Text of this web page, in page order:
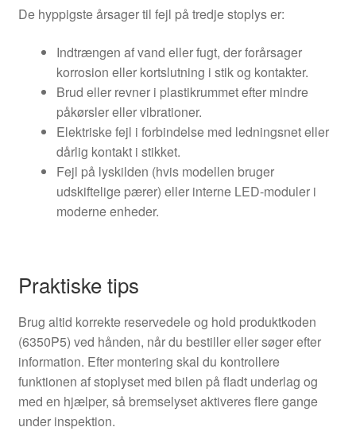
De hyppigste årsager til fejl på tredje stoplys er:
Indtrængen af vand eller fugt, der forårsager
korrosion eller kortslutning i stik og kontakter.
Brud eller revner i plastikrummet efter mindre
påkørsler eller vibrationer.
Elektriske fejl i forbindelse med ledningsnet eller
dårlig kontakt i stikket.
Fejl på lyskilden (hvis modellen bruger
udskiftelige pærer) eller interne LED-moduler i
moderne enheder.
Praktiske tips
Brug altid korrekte reservedele og hold produktkoden
(6350P5) ved hånden, når du bestiller eller søger efter
information. Efter montering skal du kontrollere
funktionen af stoplyset med bilen på fladt underlag og
med en hjælper, så bremselyset aktiveres flere gange
under inspektion.